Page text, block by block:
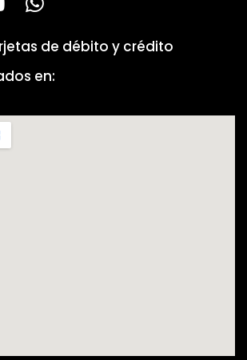
de débito y crédito
en: